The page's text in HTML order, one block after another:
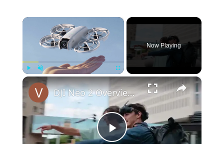
×
Unmute
Now Playing
×
DJI Neo 2 Overview - Limitations of the Neo